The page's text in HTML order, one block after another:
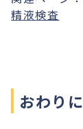
精液検査
おわりに